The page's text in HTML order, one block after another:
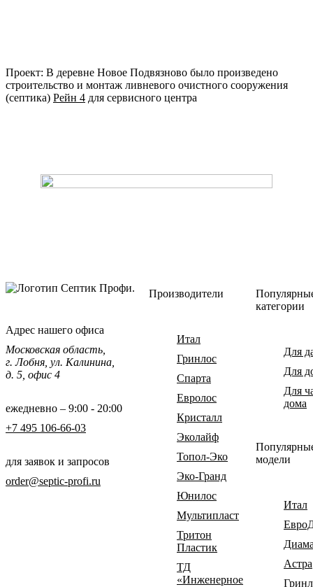
Проект: В деревне Новое Подвязново было произведено
строительство и монтаж ливневого очистного сооружения
(септика) Рейн 4 для сервисного центра
Адрес нашего офиса
Московская область,
г. Лобня, ул. Калинина,
д. 5, офис 4
ежедневно – 9:00 - 20:00
+7 495 106-66-03
для заявок и запросов
order@septic-profi.ru
Производители
Итал
Гринлос
Спарта
Евролос
Кристалл
Эколайф
Топол-Эко
Эко-Гранд
Юнилос
Мультипласт
Тритон
Пластик
ТД
«Инженерное
категории
Для
Для
Для
дома
модели
Итал
Астра